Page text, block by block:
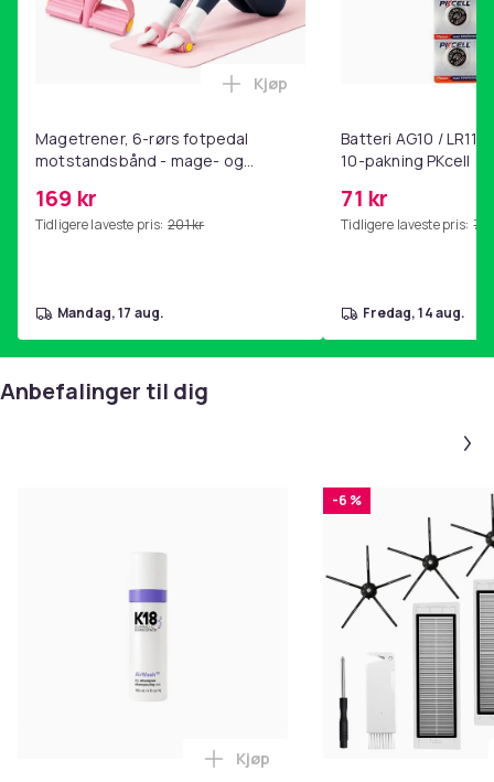
Magetrener, 6-rørs fotpedal
motstandsbånd - mage- og
hjemmegymnastikk Pink
169 kr
Tidligere laveste pris: 201 kr
Legg Magetrener, 6-rørs
Kjøp
mandag, 17 aug.
Batteri AG10 /
10-pakning PKcell
71 kr
Tidligere laveste pris: 76
fredag, 14 aug.
Anbefalinger til dig
Legg K18 Airwash Dry
Kjøp
-6 %